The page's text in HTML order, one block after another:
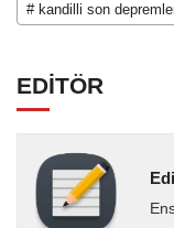
# kandilli son
EDİTÖR